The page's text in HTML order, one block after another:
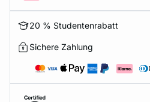
20 % Studentenrabatt
Sichere Zahlung